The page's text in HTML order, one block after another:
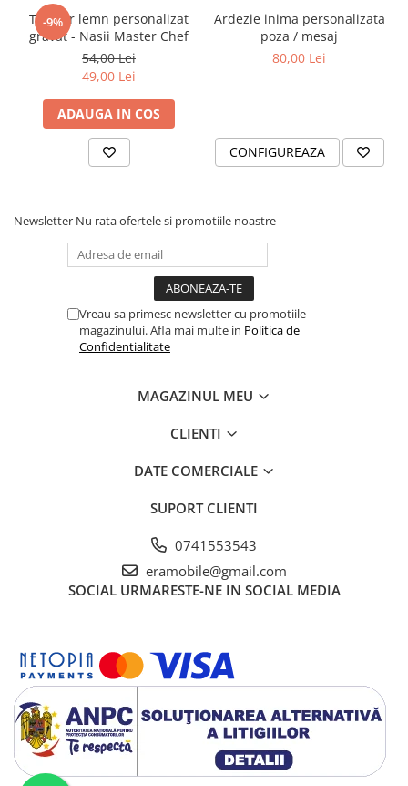
-9%
Tocator lemn personalizat
gravat - Nasii Master Chef
54,00 Lei
49,00 Lei
ADAUGA IN COS
Ardezie inima personalizata
poza / mesaj
80,00 Lei
CONFIGUREAZA
Newsletter Nu rata ofertele si promotiile noastre
Vreau sa primesc newsletter cu promotiile
magazinului. Afla mai multe in Politica de
Confidentialitate
MAGAZINUL MEU
CLIENTI
DATE COMERCIALE
SUPORT CLIENTI
0741553543
eramobile@gmail.com
SOCIAL URMARESTE-NE IN SOCIAL MEDIA